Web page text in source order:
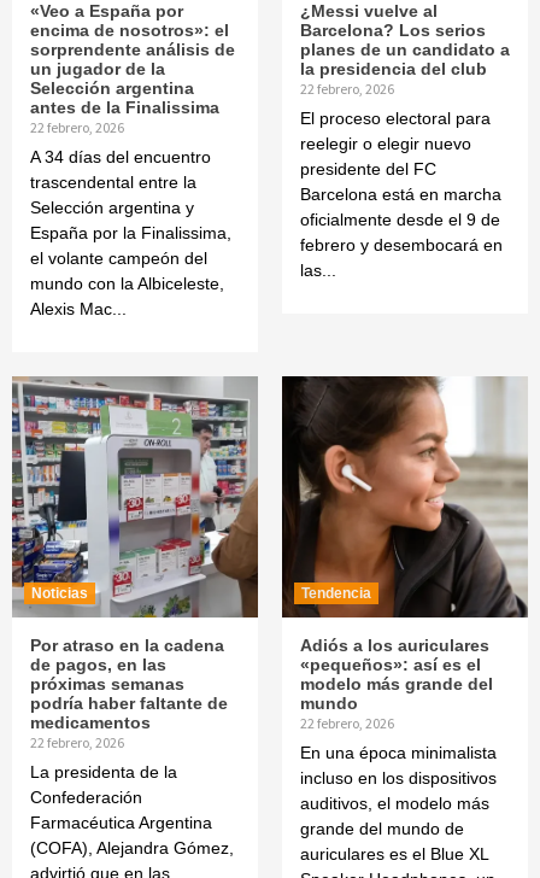
«Veo a España por
encima de nosotros»: el
sorprendente análisis de
un jugador de la
Selección argentina
antes de la Finalissima
22 febrero, 2026
A 34 días del encuentro
trascendental entre la
Selección argentina y
España por la Finalissima,
el volante campeón del
mundo con la Albiceleste,
Alexis Mac...
¿Messi vuelve al
Barcelona? Los serios
planes de un candidato a
la presidencia del club
22 febrero, 2026
El proceso electoral para
reelegir o elegir nuevo
presidente del FC
Barcelona está en marcha
oficialmente desde el 9 de
febrero y desembocará en
las...
Noticias
Por atraso en la cadena
de pagos, en las
próximas semanas
podría haber faltante de
medicamentos
22 febrero, 2026
La presidenta de la
Confederación
Farmacéutica Argentina
(COFA), Alejandra Gómez,
advirtió que en las
Tendencia
Adiós a los auriculares
«pequeños»: así es el
modelo más grande del
mundo
22 febrero, 2026
En una época minimalista
incluso en los dispositivos
auditivos, el modelo más
grande del mundo de
auriculares es el Blue XL